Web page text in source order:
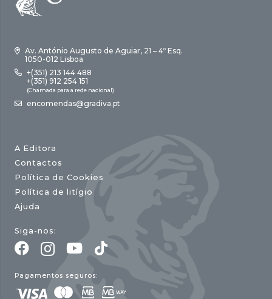
Av. António Augusto de Aguiar, 21 – 4º Esq.
1050-012 Lisboa
+(351) 213 144 488
+(351) 912 254 151
(Chamada para a rede nacional)
encomendas@gradiva.pt
A Editora
Contactos
Política de Cookies
Política de litígio
Ajuda
Siga-nos:
Pagamentos seguros: